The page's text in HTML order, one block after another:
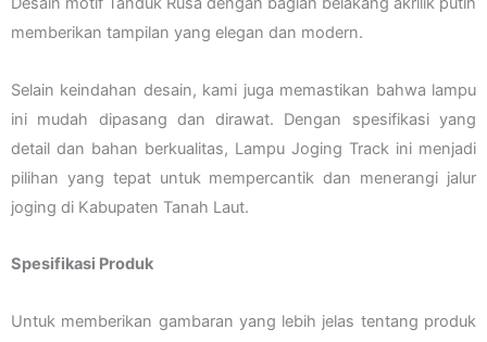
memberikan tampilan yang elegan dan modern.
Selain keindahan desain, kami juga memastikan bahwa lampu
ini mudah dipasang dan dirawat. Dengan spesifikasi yang
detail dan bahan berkualitas, Lampu Joging Track ini menjadi
pilihan yang tepat untuk mempercantik dan menerangi jalur
joging di Kabupaten Tanah Laut.
Spesifikasi Produk
Untuk memberikan gambaran yang lebih jelas tentang produk